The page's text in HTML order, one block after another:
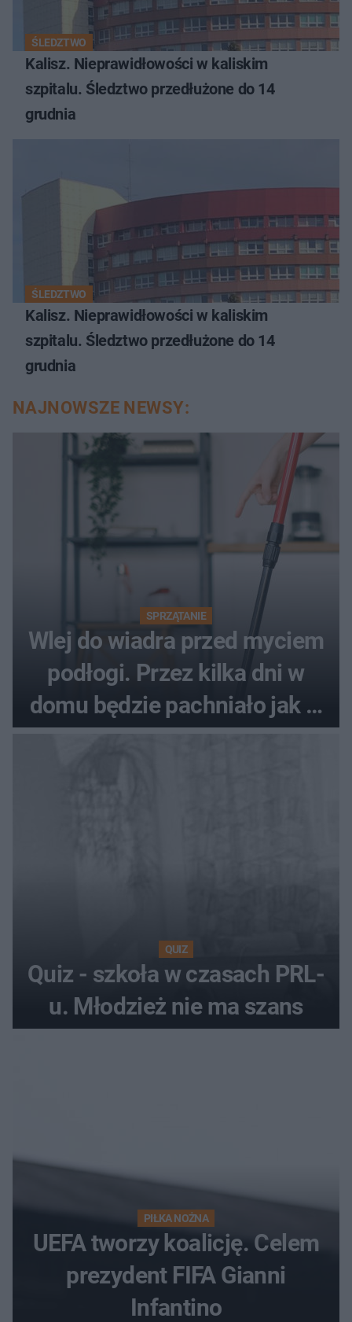
ŚLEDZTWO
Kalisz. Nieprawidłowości w kaliskim
szpitalu. Śledztwo przedłużone do 14
grudnia
ŚLEDZTWO
Kalisz. Nieprawidłowości w kaliskim
szpitalu. Śledztwo przedłużone do 14
grudnia
NAJNOWSZE NEWSY:
SPRZĄTANIE
Wlej do wiadra przed myciem
podłogi. Przez kilka dni w
domu będzie pachniało jak w
hotelu
QUIZ
Quiz - szkoła w czasach PRL-
u. Młodzież nie ma szans
PIŁKA NOŻNA
UEFA tworzy koalicję. Celem
prezydent FIFA Gianni
Infantino